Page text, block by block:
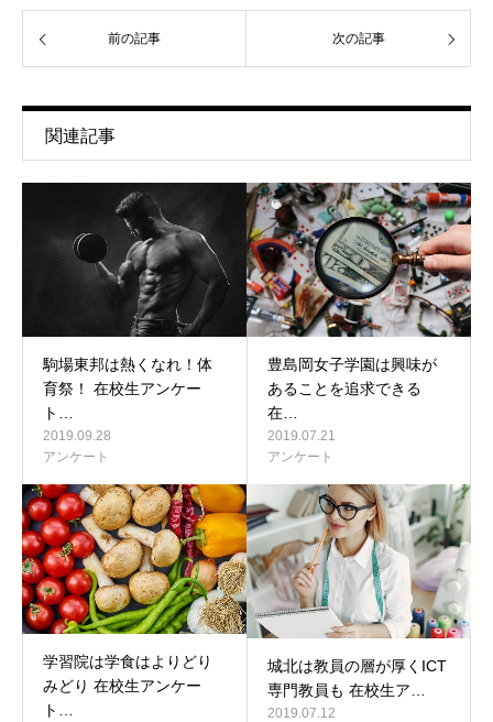
前の記事 次の記事
関連記事
駒場東邦は熱くなれ！体
育祭！ 在校生アンケー
ト…
2019.09.28
アンケート
豊島岡女子学園は興味が
あることを追求できる
在…
2019.07.21
アンケート
学習院は学食はよりどり
みどり 在校生アンケー
ト…
城北は教員の層が厚くICT
専門教員も 在校生ア…
2019.07.12